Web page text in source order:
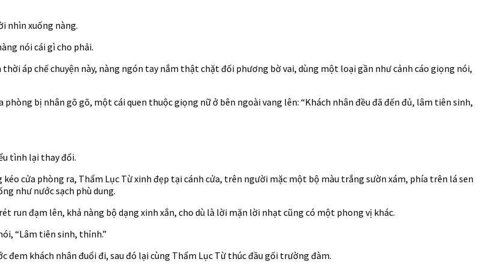
nhìn xuống nàng.
nói cái gì cho phải.
áp chế chuyện này, nàng ngón tay nắm thật chặt đối phương bờ vai, dùng một loại gần như cảnh cáo giọng nói,
bị nhân gõ gõ, một cái quen thuộc giọng nữ ở bên ngoài vang lên: “Khách nhân đều đã đến đủ, lâm tiên sinh,
tình lại thay đổi.
cửa phòng ra, Thẩm Lục Từ xinh đẹp tại cánh cửa, trên người mặc một bộ màu trắng sườn xám, phía trên lá sen
như nước sạch phù dung.
đạm lên, khả nàng bộ dạng xinh xắn, cho dù là lời mặn lời nhạt cũng có một phong vị khác.
“Lâm tiên sinh, thỉnh.”
khách nhân đuổi đi, sau đó lại cùng Thẩm Lục Từ thúc đầu gối trường đàm.